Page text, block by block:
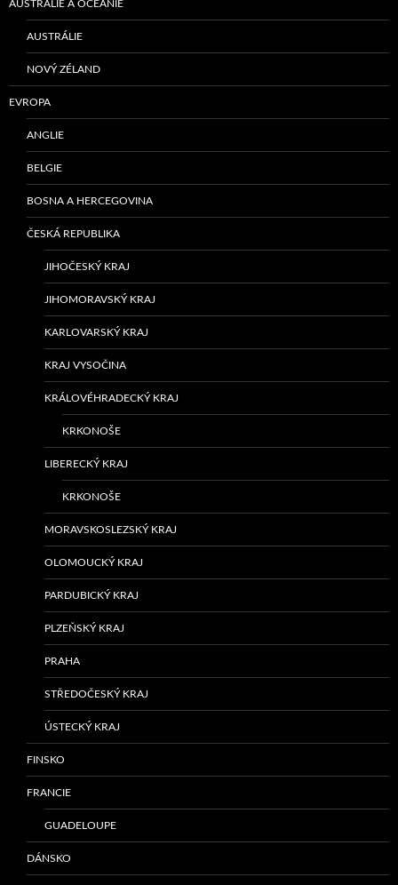
AUSTRÁLIE A OCEÁNIE
AUSTRÁLIE
NOVÝ ZÉLAND
EVROPA
ANGLIE
BELGIE
BOSNA A HERCEGOVINA
ČESKÁ REPUBLIKA
JIHOČESKÝ KRAJ
JIHOMORAVSKÝ KRAJ
KARLOVARSKÝ KRAJ
KRAJ VYSOČINA
KRÁLOVÉHRADECKÝ KRAJ
KRKONOŠE
LIBERECKÝ KRAJ
KRKONOŠE
MORAVSKOSLEZSKÝ KRAJ
OLOMOUCKÝ KRAJ
PARDUBICKÝ KRAJ
PLZEŇSKÝ KRAJ
PRAHA
STŘEDOČESKÝ KRAJ
ÚSTECKÝ KRAJ
FINSKO
FRANCIE
GUADELOUPE
DÁNSKO